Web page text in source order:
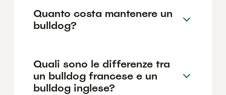
Quanto costa mantenere un
bulldog?
Quali sono le differenze tra
un bulldog francese e un
bulldog inglese?